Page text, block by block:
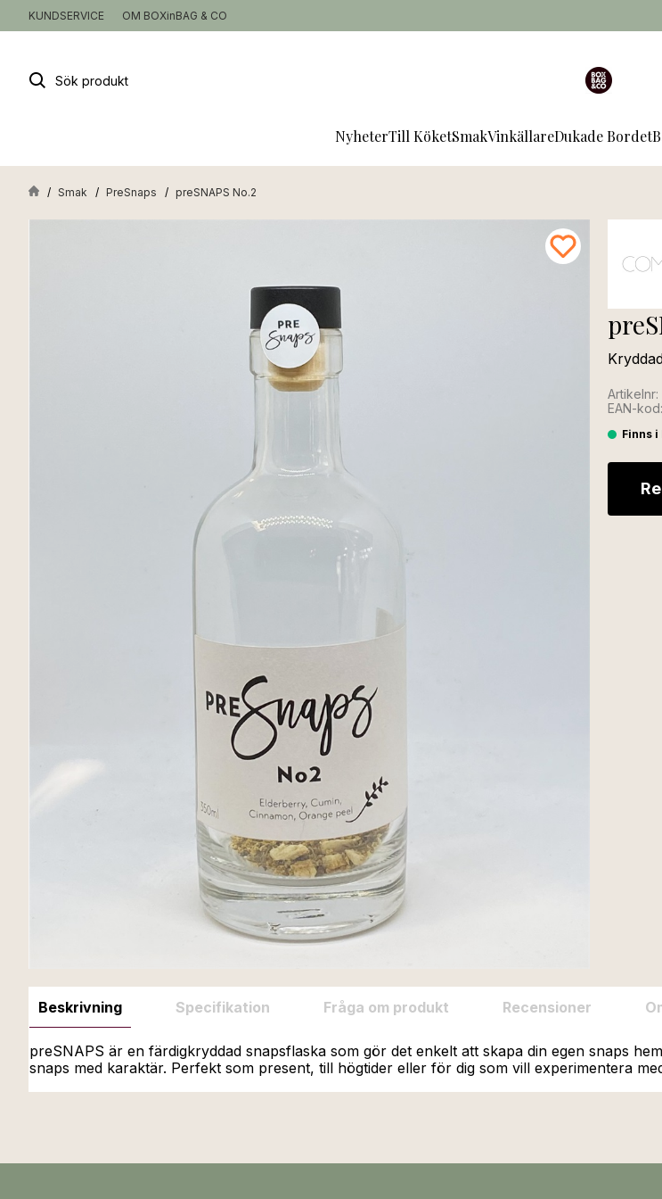
KUNDSERVICE OM BOXinBAG & CO
Sök
NyheterTill KöketSmakVinkällareDukade Bordet
Smak PreSnaps preSNAPS No.2
Artikelnr:
EAN-
Finns i
Beskrivning Specifikation Fråga om produkt Recensioner
preSNAPS är en färdigkryddad snapsflaska som gör det enkelt att skapa din egen snaps
snaps med karaktär. Perfekt som present, till högtider eller för dig som vill experimentera